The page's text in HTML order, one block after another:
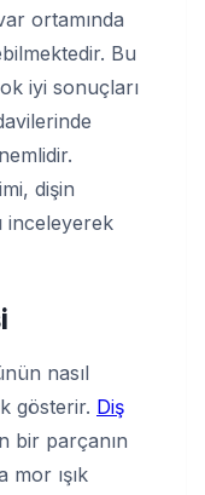
ortamında
Bu
iyi sonuçları
dişin
inceleyerek
nasıl
gösterir. Diş
bir parçanın
mor ışık